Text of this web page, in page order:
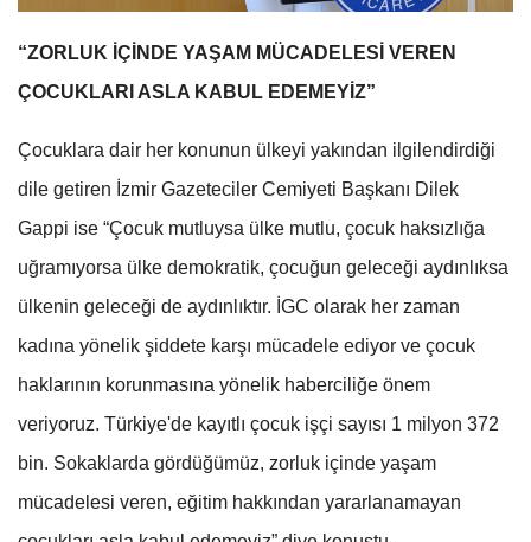
“ZORLUK İÇİNDE YAŞAM MÜCADELESİ VEREN
ÇOCUKLARI ASLA KABUL EDEMEYİZ”
Çocuklara dair her konunun ülkeyi yakından ilgilendirdiği
dile getiren İzmir Gazeteciler Cemiyeti Başkanı Dilek
Gappi ise “Çocuk mutluysa ülke mutlu, çocuk haksızlığa
uğramıyorsa ülke demokratik, çocuğun geleceği aydınlıksa
ülkenin geleceği de aydınlıktır. İGC olarak her zaman
kadına yönelik şiddete karşı mücadele ediyor ve çocuk
haklarının korunmasına yönelik haberciliğe önem
veriyoruz. Türkiye'de kayıtlı çocuk işçi sayısı 1 milyon 372
bin. Sokaklarda gördüğümüz, zorluk içinde yaşam
mücadelesi veren, eğitim hakkından yararlanamayan